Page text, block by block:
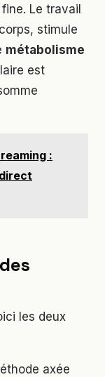
Le travail
stimule
métabolisme
est
:
les deux
axée